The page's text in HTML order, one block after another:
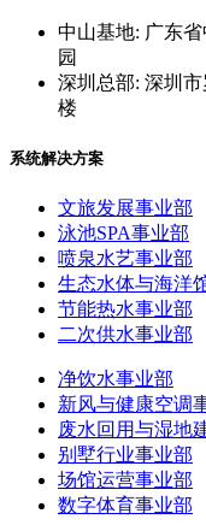
中山基地: 广东
园
深圳总部: 深圳
楼
系统解决方案
文旅发展事业部
泳池SPA事业部
喷泉水艺事业部
生态水体与海洋
节能热水事业部
二次供水事业部
净饮水事业部
新风与健康空调
废水回用与湿地
别墅行业事业部
场馆运营事业部
数字体育事业部